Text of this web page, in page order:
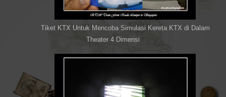
Tiket KTX Untuk Mencoba Simulasi Kereta KTX di Dalam
Theater 4 Dimensi